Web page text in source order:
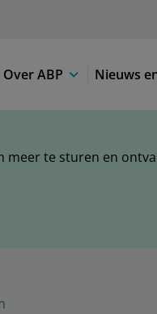
Over ABP Nieuws
meer te sturen en